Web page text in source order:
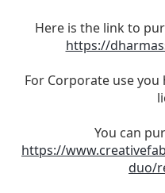
Here is the link to
https://
For Corporate use
You can
https://
duo/